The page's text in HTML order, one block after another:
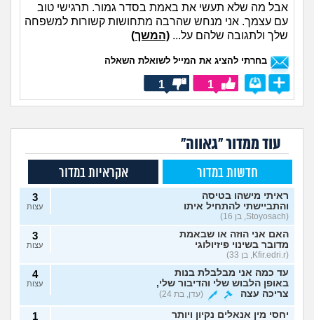
אבל מה שלא תעשי את באמת בסדר גמור. תרגישי טוב
עם עצמך. אני מנחש שהרבה מתחושות קשורות למשפחה
שלך ולתגובה שלהם על... (המשך)
בחרתי להציג את המייל לשואלת השאלה
1
1
עוד ממדור "גאווה"
חדשות במדור אקראיות במדור
ראיתי מישהו בטיסה
והתביישתי להתחיל איתו
(Stoyosach, בן 16)
3
עצות
האם אני הוזה או שבאמת
מדובר בשינוי פיזיולוגי
(Kfir.edri.r, בן 33)
3
עצות
עד כמה אני מבלבלת בנות
באופן הלבוש שלי והדיבור שלי,
צריכה עצה
(עדן, בת 24)
4
עצות
יחסי מין אנאלים נקיון ויותר 1